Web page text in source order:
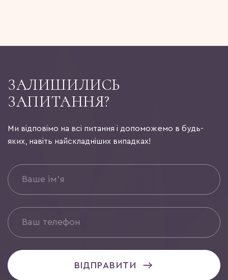
ЗАЛИШИЛИСЬ
ЗАПИТАННЯ?
Ми відповімо на всі питання і допоможемо в будь-
яких, навіть найскладніших випадках!
ВІДПРАВИТИ